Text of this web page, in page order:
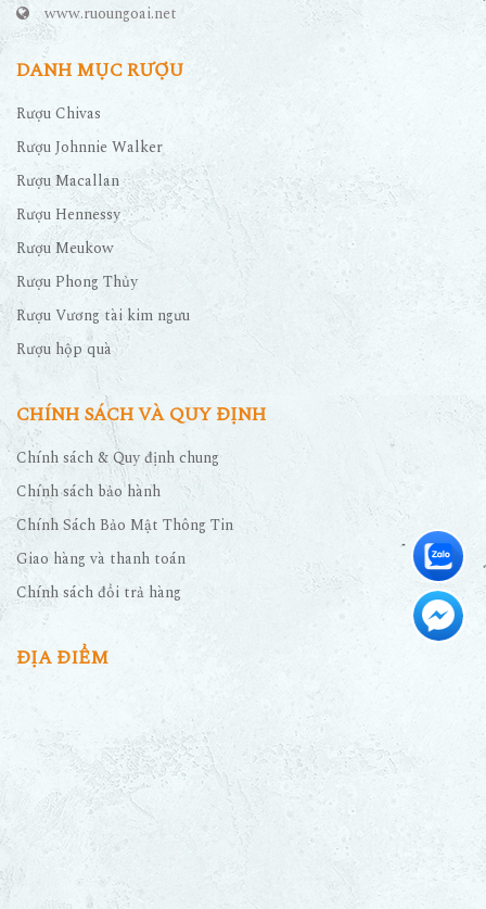
www.ruoungoai.net
DANH MỤC RƯỢU
Rượu Chivas
Rượu Johnnie Walker
Rượu Macallan
Rượu Hennessy
Rượu Meukow
Rượu Phong Thủy
Rượu Vương tài kim ngưu
Rượu hộp quà
CHÍNH SÁCH VÀ QUY ĐỊNH
Chính sách & Quy định chung
Chính sách bảo hành
Chính Sách Bảo Mật Thông Tin
Giao hàng và thanh toán
Chính sách đổi trả hàng
ĐỊA ĐIỂM